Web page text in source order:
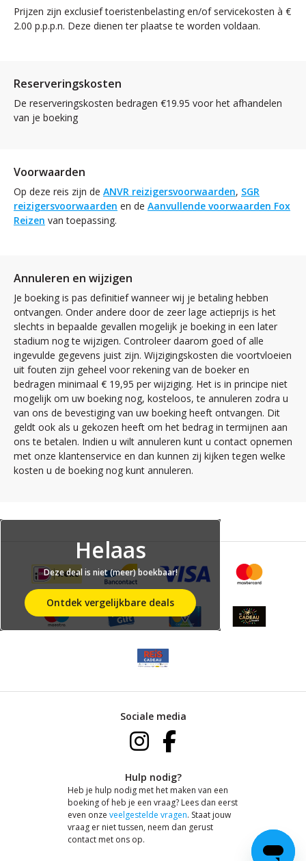
Prijzen zijn exclusief toeristenbelasting en/of servicekosten à €
2.00 p.p.p.n. Deze dienen ter plaatse te worden voldaan.
Reserveringskosten
De reserveringskosten bedragen €19.95 voor het afhandelen
van je boeking
Voorwaarden
Op deze reis zijn de ANVR reizigersvoorwaarden, SGR
reizigersvoorwaarden en de Aanvullende voorwaarden Fox
Reizen van toepassing.
Annuleren en wijzigen
Je boeking is pas definitief wanneer wij je betaling hebben
ontvangen. Onder andere door de zeer lage actieprijs is het
slechts in bepaalde gevallen mogelijk je boeking in een later
stadium nog te wijzigen. Controleer daarom goed of alle
ingevulde gegevens juist zijn. Wijzigingskosten die voortvloeien
uit fouten zijn geheel voor rekening van de boeker en
bedragen minimaal € 19,95 per wijziging. Het is in principe niet
mogelijk om uw boeking nog, kosteloos, te annuleren zodra u
van ons de bevestiging van uw boeking heeft ontvangen. Dit
geldt ook als u gekozen heeft om het bedrag in termijnen aan
ons te betalen. Indien u wilt annuleren kunt u contact opnemen
met onze klantenservice en dan kunnen zij kijken tegen welke
kosten u de boeking nog kunt annuleren.
Helaas
Deze deal is niet (meer) boekbaar!
Ontdek vergelijkbare deals
Sociale media
Hulp nodig?
Heb je hulp nodig met het maken van een
boeking of heb je een vraag? Lees dan eerst
even onze veelgestelde vragen. Staat jouw
vraag er niet tussen, neem dan gerust
contact met ons op.